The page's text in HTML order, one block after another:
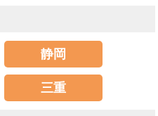
静岡
三重